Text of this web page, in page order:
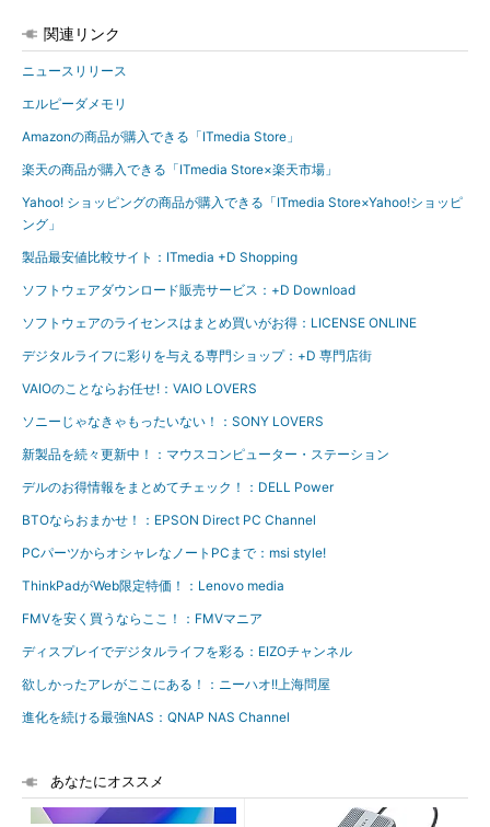
関連リンク
ニュースリリース
エルピーダメモリ
Amazonの商品が購入できる「ITmedia Store」
楽天の商品が購入できる「ITmedia Store×楽天市場」
Yahoo! ショッピングの商品が購入できる「ITmedia Store×Yahoo!ショッピ
ング」
製品最安値比較サイト：ITmedia +D Shopping
ソフトウェアダウンロード販売サービス：+D Download
ソフトウェアのライセンスはまとめ買いがお得：LICENSE ONLINE
デジタルライフに彩りを与える専門ショップ：+D 専門店街
VAIOのことならお任せ!：VAIO LOVERS
ソニーじゃなきゃもったいない！：SONY LOVERS
新製品を続々更新中！：マウスコンピューター・ステーション
デルのお得情報をまとめてチェック！：DELL Power
BTOならおまかせ！：EPSON Direct PC Channel
PCパーツからオシャレなノートPCまで：msi style!
ThinkPadがWeb限定特価！：Lenovo media
FMVを安く買うならここ！：FMVマニア
ディスプレイでデジタルライフを彩る：EIZOチャンネル
欲しかったアレがここにある！：ニーハオ!!上海問屋
進化を続ける最強NAS：QNAP NAS Channel
あなたにオススメ